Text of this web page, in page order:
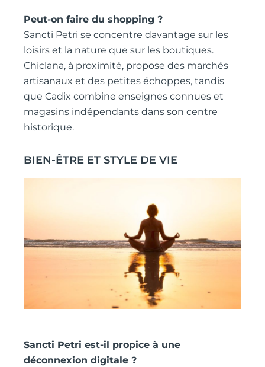
Peut-on faire du shopping ?
Sancti Petri se concentre davantage sur les
loisirs et la nature que sur les boutiques.
Chiclana, à proximité, propose des marchés
artisanaux et des petites échoppes, tandis
que Cadix combine enseignes connues et
magasins indépendants dans son centre
historique.
BIEN-ÊTRE ET STYLE DE VIE
Sancti Petri est-il propice à une
déconnexion digitale ?